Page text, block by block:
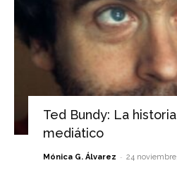
Ted Bundy: La
mediático
Mónica G. Álvarez - 24